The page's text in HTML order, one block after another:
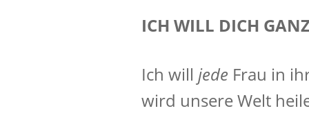
ICH WILL DICH
Ich will jede Frau in
wird unsere Welt